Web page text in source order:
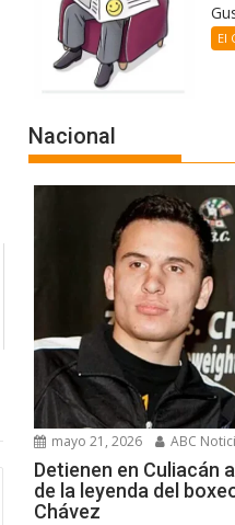
El
Nacional
mayo 21, 2026 ABC
Detienen en Culiacán
de la leyenda del
Chávez